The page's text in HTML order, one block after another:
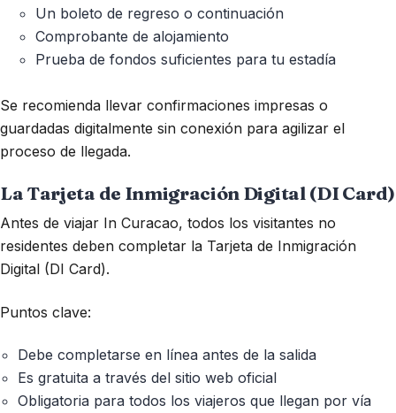
Un boleto de regreso o continuación
Comprobante de alojamiento
Prueba de fondos suficientes para tu estadía
Se recomienda llevar confirmaciones impresas o
guardadas digitalmente sin conexión para agilizar el
proceso de llegada.
La Tarjeta de Inmigración Digital (DI Card)
Antes de viajar In Curacao, todos los visitantes no
residentes deben completar la Tarjeta de Inmigración
Digital (DI Card).
Puntos clave:
Debe completarse en línea antes de la salida
Es gratuita a través del sitio web oficial
Obligatoria para todos los viajeros que llegan por vía